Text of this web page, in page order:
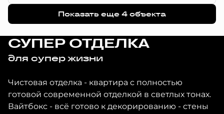
Показать еще 4 объектa
СУПЕР ОТДЕЛКА
для супер жизни
Чистовая отделка - квартира с полностью
готовой современной отделкой в светлых тонах.
Вайтбокс - всё готово к декорированию - стены